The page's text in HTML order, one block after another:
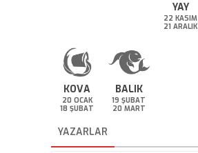
YAY
22 KASIM
21 ARALIK
KOVA
20 OCAK
18 ŞUBAT
BALIK
19 ŞUBAT
20 MART
YAZARLAR